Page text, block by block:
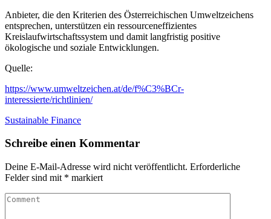
Anbieter, die den Kriterien des Österreichischen Umweltzeichens
entsprechen, unterstützen ein ressourceneffizientes
Kreislaufwirtschaftssystem und damit langfristig positive
ökologische und soziale Entwicklungen.
Quelle:
https://www.umweltzeichen.at/de/f%C3%BCr-
interessierte/richtlinien/
Sustainable Finance
Schreibe einen Kommentar
Deine E-Mail-Adresse wird nicht veröffentlicht. Erforderliche
Felder sind mit * markiert